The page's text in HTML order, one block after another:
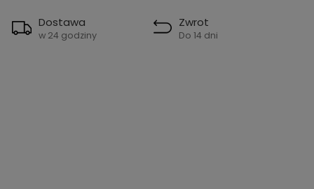
Dostawa
w 24 godziny
Zwrot
Do 14 dni